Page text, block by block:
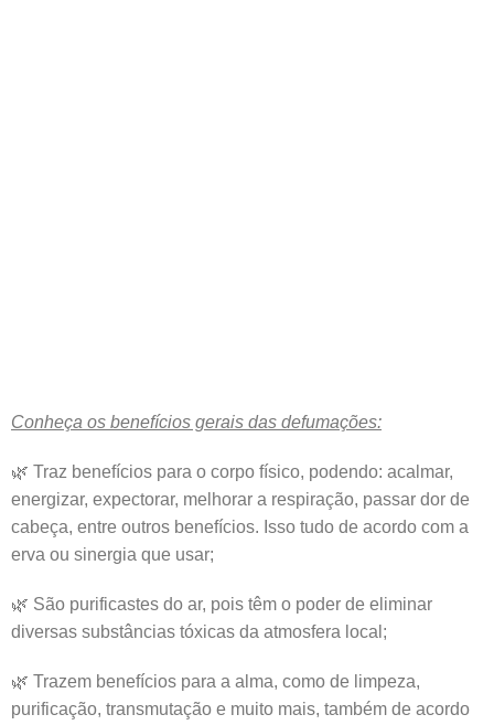
Conheça os benefícios gerais das defumações:
🌿 Traz benefícios para o corpo físico, podendo: acalmar,
energizar, expectorar, melhorar a respiração, passar dor de
cabeça, entre outros benefícios. Isso tudo de acordo com a
erva ou sinergia que usar;
🌿 São purificastes do ar, pois têm o poder de eliminar
diversas substâncias tóxicas da atmosfera local;
🌿 Trazem benefícios para a alma, como de limpeza,
purificação, transmutação e muito mais, também de acordo